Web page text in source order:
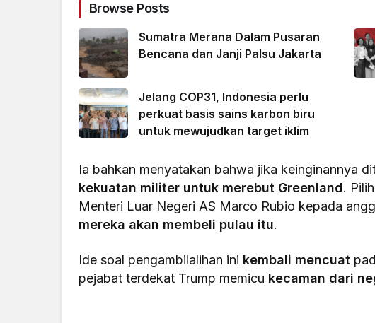
Browse Posts
Sumatra Merana Dalam Pusaran
Bencana dan Janji Palsu Jakarta
Jelang COP31, Indonesia perlu
perkuat basis sains karbon biru
untuk mewujudkan target iklim
Ia bahkan menyatakan bahwa jika keinginannya
kekuatan militer untuk merebut Greenland.
Menteri Luar Negeri AS Marco Rubio kepada
mereka akan membeli pulau itu.
Ide soal pengambilalihan ini kembali mencuat
pejabat terdekat Trump memicu kecaman dari